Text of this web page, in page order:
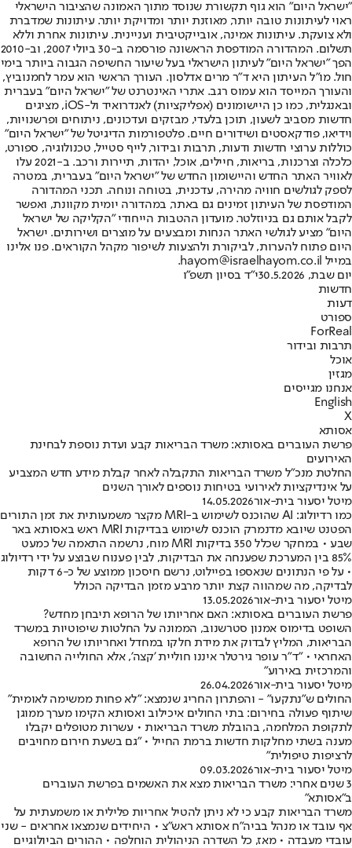
"ישראל היום" הוא גוף תקשורת שנוסד מתוך האמונה שהציבור הישראלי
ראוי לעיתונות טובה יותר, מאוזנת יותר ומדויקת יותר. עיתונות שמדברת
ולא צועקת. עיתונות אמינה, אובייקטיבית ועניינית. עיתונות אחרת וללא
תשלום. המהדורה המודפסת הראשונה פורסמה ב-30 ביולי 2007, וב-2010
הפך "ישראל היום" לעיתון הישראלי בעל שיעור החשיפה הגבוה ביותר בימי
חול. מו"ל העיתון היא ד"ר מרים אדלסון. העורך הראשי הוא עמר לחמנוביץ,
והעורך המייסד הוא עמוס רגב. אתרי האינטרנט של "ישראל היום" בעברית
ובאנגלית, כמו כן היישומונים (אפליקציות) לאנדרואיד ול-iOS, מציגים
חדשות מסביב לשעון, תוכן בלעדי, מבזקים ועדכונים, ניתוחים ופרשנויות,
וידיאו, פודקאסטים ושידורים חיים. פלטפורמות הדיגיטל של "ישראל היום"
כוללות ערוצי חדשות ודעות, תרבות ובידור, לייף סטייל, טכנולוגיה, ספורט,
כלכלה וצרכנות, בריאות, חיילים, אוכל, יהדות, תיירות ורכב. ב-2021 עלו
לאוויר האתר החדש והיישומון החדש של "ישראל היום" בעברית, במטרה
לספק לגולשים חוויה מהירה, עדכנית, בטוחה ונוחה. תכני המהדורה
המודפסת של העיתון זמינים גם באתר, במהדורה יומית מקוונת, ואפשר
לקבל אותם גם בניוזלטר. מועדון ההטבות הייחודי "הקליקה של ישראל
היום" מציע לגולשי האתר הנחות ומבצעים על מוצרים ושירותים. ישראל
היום פתוח להערות, לביקורת ולהצעות לשיפור מקהל הקוראים. פנו אלינו
במייל hayom@israelhayom.co.il.
יום שבת, 30.5.2026
י"ד בסיון תשפ"ו
חדשות
דעות
ספורט
ForReal
תרבות ובידור
אוכל
מגזין
אנחנו מגייסים
English
X
אסותא
פרשת העוברים באסותא: משרד הבריאות קבע ועדת נוספת לבחינת
האירועים
החלטת מנכ"ל משרד הבריאות התקבלה לאחר קבלת מידע חדש המצביע
על אינדיקציות לאירועי בטיחות נוספים לאורך השנים
מיטל יסעור בית-אור14.05.2026
כמו רדיולוג: AI שהוכנס לשימוש ב-MRI מקצר משמעותית את זמן התורים
הפטנט שיובא מדנמרק הוכנס לשימוש בבדיקות MRI ראש באסותא באר
שבע • במחקר שכלל 350 בדיקות MRI מוח, נרשמה התאמה של כמעט
85% בין המערכת שפענחה את הבדיקות, לבין פענוח שבוצע על ידי רדיולוג
• על פי הנתונים שנאספו בפיילוט, נרשם חיסכון ממוצע של כ-6 דקות
לבדיקה, מה שמהווה קצת יותר מרבע מזמן הבדיקה הכולל
מיטל יסעור בית-אור13.05.2026
פרשת העוברים באסותא: האם אחריותו של הרופא תיבחן מחדש?
השופט בדימוס אמנון סטרשנוב, הממונה על החלטות שיפוטיות במשרד
הבריאות, המליץ לבדוק את מידת חלקו במחדל ואחריותו של הרופא
האחראי • "ד"ר עופר גירטלר איננו חוליית 'קצה', אלא החולייה החשובה
והמרכזית באירוע"
מיטל יסעור בית-אור26.04.2026
החולים ש"נתקעו" - והפתרון החריג שנמצא: "לא פחות ממשימה לאומית"
שיתוף פעולה בחירום: בתי החולים איכילוב ואסותא הקימו מערך ממוגן
לתקופת המלחמה, בהובלת משרד הבריאות • עשרות מטופלים יקבלו
מענה בשתי מחלקות חדשות ברמת החייל • "גם בשעת חירום מחויבים
לרציפות טיפולית"
מיטל יסעור בית-אור09.03.2026
3 שנים אחרי: משרד הבריאות מצא את האשמים בפרשת העוברים
ב"אסותא"
משרד הבריאות קבע כי לא ניתן להטיל אחריות פלילית או משמעתית על
אף עובד או מנהל בביה"ח אסותא ראש"צ • היחידים שנמצאו אחראים - שני
עובדי מעבדה • מאז, כל השדרה הניהולית הוחלפה • ההורים הביולוגיים